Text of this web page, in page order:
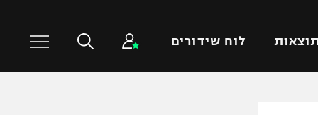
תוצאות לוח שידורים